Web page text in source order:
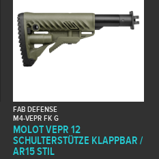
FAB DEFENSE
M4-VEPR FK G
MOLOT VEPR 12
SCHULTERSTÜTZE KLAPPBAR /
AR15 STIL